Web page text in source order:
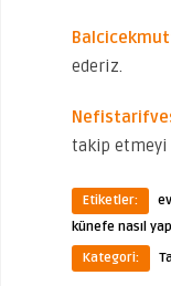
ederiz.
takip etmeyi
Etiketler:
künefe nasıl
Kategori: